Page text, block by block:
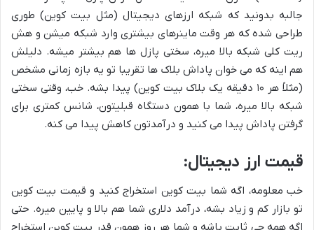
جالبه بدونید که شبکه ارزهای دیجیتال (مثل بیت کوین) طوری
طراحی شده که هر وقت ماینرهای بیشتری وارد شبکه میشن و هش
ریت کلی شبکه بالا میره، سختی پازل ها هم بیشتر میشه. دلیلش
هم اینه که می خوان پاداش بلاک ها تقریبا تو یه بازه زمانی مشخص
(مثلاً هر ۱۰ دقیقه یک بلاک بیت کوین) پیدا بشه. خب، وقتی سختی
شبکه بالا میره، شما با همون دستگاه قبلیتون، شانس کمتری برای
گرفتن پاداش پیدا می کنید و درآمدتون کاهش پیدا می کنه.
قیمت ارز دیجیتال:
خب معلومه، اگه شما بیت کوین استخراج کنید و قیمت بیت کوین
تو بازار کم و زیاد بشه، درآمد دلاری شما هم بالا و پایین میره. حتی
اگه همه چی ثابت باشه و شما هر روز همون قدر بیت کوین استخراج